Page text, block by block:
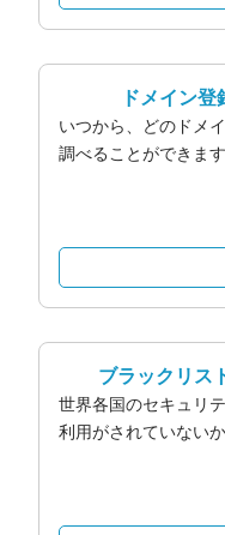
ドメイン
いつから、どのドメ
調べることができます
ブラックリス
世界各国のセキュリ
利用がされていない